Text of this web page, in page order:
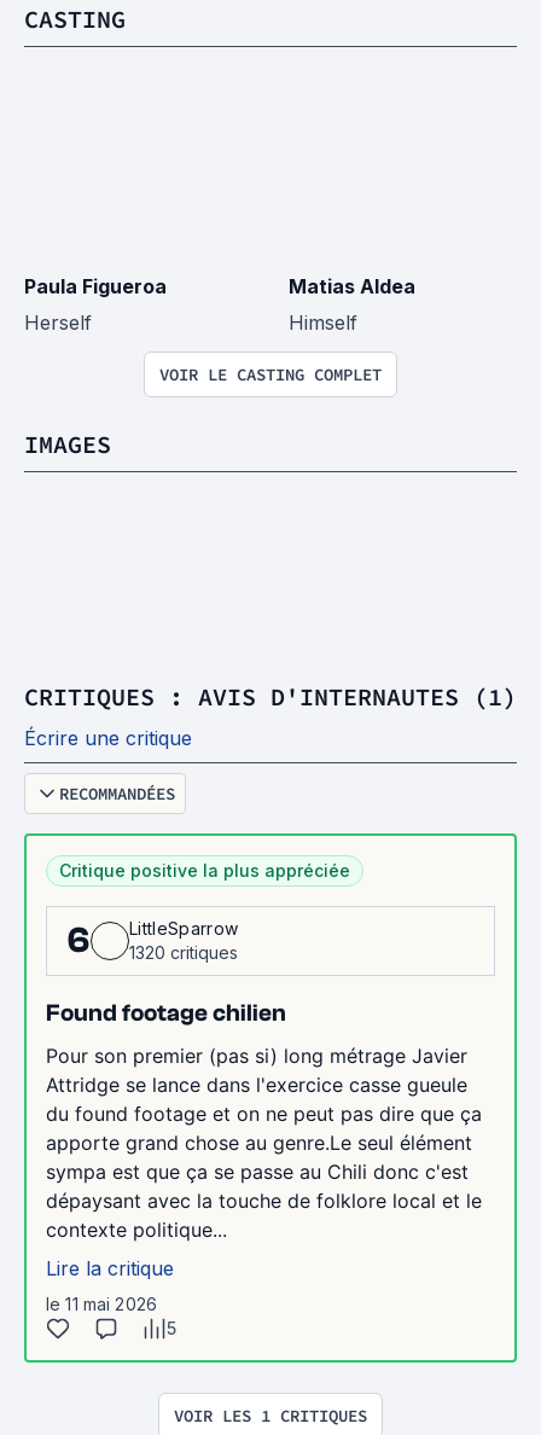
CASTING
Paula Figueroa
Herself
Matias Aldea
Himself
VOIR LE CASTING COMPLET
IMAGES
CRITIQUES : AVIS D'INTERNAUTES (1)
Écrire une critique
RECOMMANDÉES
Critique positive la plus appréciée
6
LittleSparrow
1320 critiques
Found footage chilien
Pour son premier (pas si) long métrage Javier
Attridge se lance dans l'exercice casse gueule
du found footage et on ne peut pas dire que ça
apporte grand chose au genre.Le seul élément
sympa est que ça se passe au Chili donc c'est
dépaysant avec la touche de folklore local et le
contexte politique...
Lire la critique
le 11 mai 2026
5
VOIR LES 1 CRITIQUES